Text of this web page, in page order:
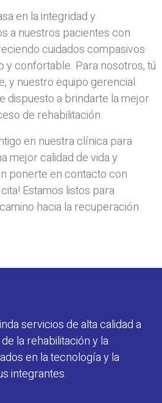
en la integridad y
a nuestros pacientes con
cuidados compasivos
y confortable. Para nosotros, tú
y nuestro equipo gerencial
dispuesto a brindarte la mejor
de rehabilitación.
en nuestra clínica para
mejor calidad de vida y
ponerte en contacto con
Estamos listos para
hacia la recuperación
servicios de alta calidad a
la rehabilitación y la
en la tecnología y la
integrantes.